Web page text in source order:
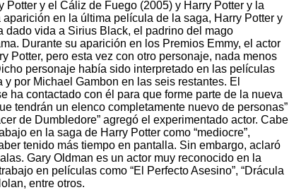
y el Cáliz de Fuego (2005) y Harry Potter y la
en la última película de la saga, Harry Potter y
dado vida a Sirius Black, el padrino del mago
Durante su aparición en los Premios Emmy, el actor
Potter, pero esta vez con otro personaje, nada menos
personaje había sido interpretado en las películas
por Michael Gambon en las seis restantes. El
ha contactado con él para que forme parte de la nueva
tendrán un elenco completamente nuevo de personas”
de Dumbledore” agregó el experimentado actor. Cabe
en la saga de Harry Potter como “mediocre”,
tenido más tiempo en pantalla. Sin embargo, aclaró
Gary Oldman es un actor muy reconocido en la
en películas como “El Perfecto Asesino”, “Drácula
entre otros.